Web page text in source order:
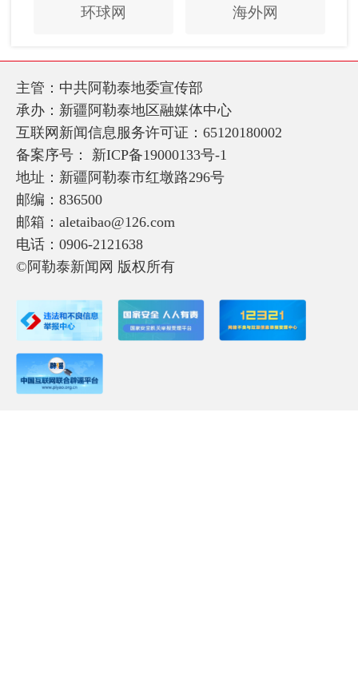
环球网 海外网
主管：中共阿勒泰地委宣传部
承办：新疆阿勒泰地区融媒体中心
互联网新闻信息服务许可证：65120180002
备案序号： 新ICP备19000133号-1
地址：新疆阿勒泰市红墩路296号
邮编：836500
邮箱：aletaibao@126.com
电话：0906-2121638
©阿勒泰新闻网 版权所有